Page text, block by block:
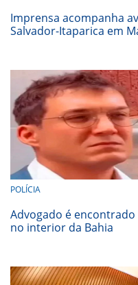
Imprensa acompanha
Salvador-Itaparica em
POLÍCIA
Advogado é
no interior da Bahia